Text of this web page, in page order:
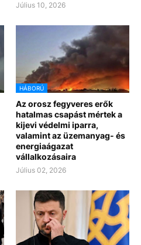
Július 10, 2026
HÁBORÚ
Az orosz fegyveres erők
hatalmas csapást mértek a
kijevi védelmi iparra,
valamint az üzemanyag- és
energiaágazat
vállalkozásaira
Július 02, 2026